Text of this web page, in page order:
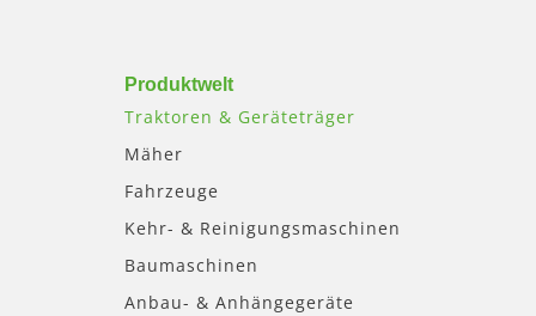
Produktwelt
Traktoren & Geräteträger
Mäher
Fahrzeuge
Kehr- & Reinigungsmaschinen
Baumaschinen
Anbau- & Anhängegeräte